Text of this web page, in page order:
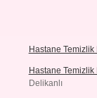
Hastane Temizlik
Hastane Temizlik
Delikanlı